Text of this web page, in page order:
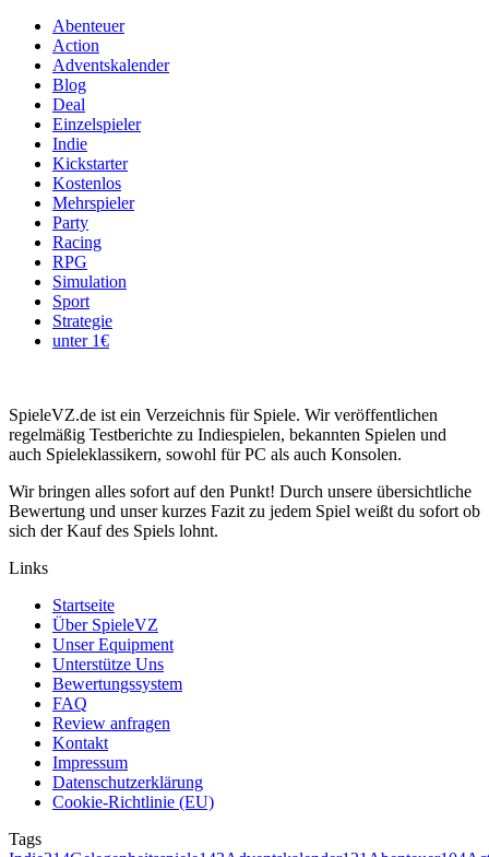
Abenteuer
Action
Adventskalender
Blog
Deal
Einzelspieler
Indie
Kickstarter
Kostenlos
Mehrspieler
Party
Racing
RPG
Simulation
Sport
Strategie
unter 1€
SpieleVZ.de ist ein Verzeichnis für Spiele. Wir veröffentlichen
regelmäßig Testberichte zu Indiespielen, bekannten Spielen und
auch Spieleklassikern, sowohl für PC als auch Konsolen.
Wir bringen alles sofort auf den Punkt! Durch unsere übersichtliche
Bewertung und unser kurzes Fazit zu jedem Spiel weißt du sofort ob
sich der Kauf des Spiels lohnt.
Links
Startseite
Über SpieleVZ
Unser Equipment
Unterstütze Uns
Bewertungssystem
FAQ
Review anfragen
Kontakt
Impressum
Datenschutzerklärung
Cookie-Richtlinie (EU)
Tags